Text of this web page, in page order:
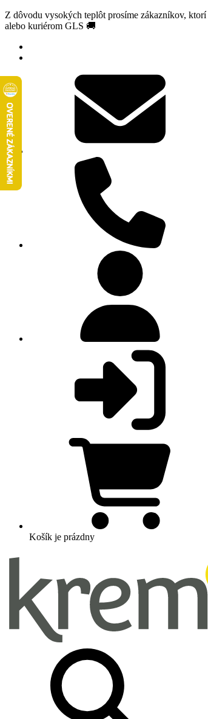
Z dôvodu vysokých teplôt prosíme zákazníkov,
alebo kuriérom GLS 🚚
Košík je prázdny